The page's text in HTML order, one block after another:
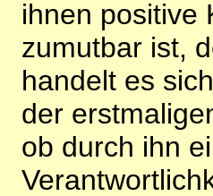
ihnen positive
zumutbar ist,
handelt es
der
ob durch ihn